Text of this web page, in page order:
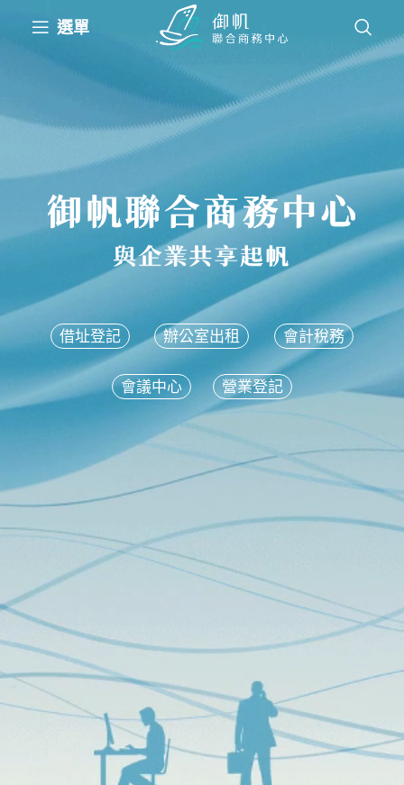
選單
借址登記
會議中心
辦公室出租 會計稅務
營業登記